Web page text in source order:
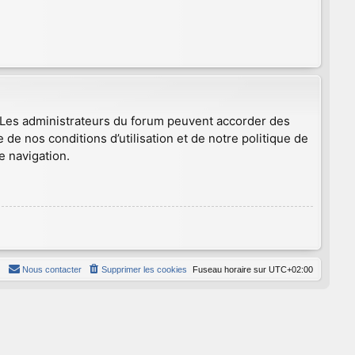
administrateurs du forum peuvent accorder des
nos conditions d’utilisation et de notre politique de
navigation.
Fuseau horaire sur UTC+02:00
Supprimer les cookies
Nous contacter